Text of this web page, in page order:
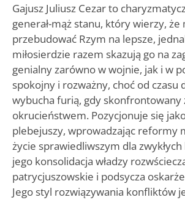
Gajusz Juliusz Cezar to
generał-mąż stanu, który wierzy, że
przebudować Rzym na lepsze,
miłosierdzie razem skazują go na
genialny zarówno w wojnie, jak i w
spokojny i rozważny, choć od czasu
wybucha furią, gdy skonfrontowany
okrucieństwem. Pozycjonuje się
plebejuszy, wprowadzając reformy
życie sprawiedliwszym dla
jego konsolidacja władzy
patrycjuszowskie i podsycza
Jego styl rozwiązywania konfliktów